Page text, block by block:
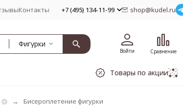
Контакты +7 (495) 134-11-99 shop@kudel.ru
Фигурки
Войти Сравнение
Товары по акции
Бисероплетение фигурки